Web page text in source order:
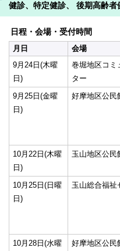
健診、特定健診、 後期高齢者
日程・会場・受付時間
月日
会場
9月24日(木曜
日)
巻堀地区コミ
ター
9月25日(金曜
日)
好摩地区公民
10月22日(木曜
日)
玉山地区公民
10月25日(日曜
日)
玉山総合福祉
10月28日(水曜
好摩地区公民